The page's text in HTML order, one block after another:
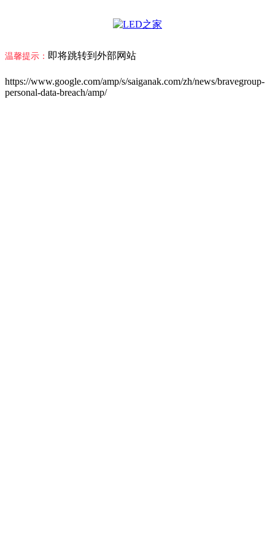
温馨提示： 即将跳转到外部网站
https://www.google.com/amp/s/saiganak.com/zh/news/bravegroup-
personal-data-breach/amp/